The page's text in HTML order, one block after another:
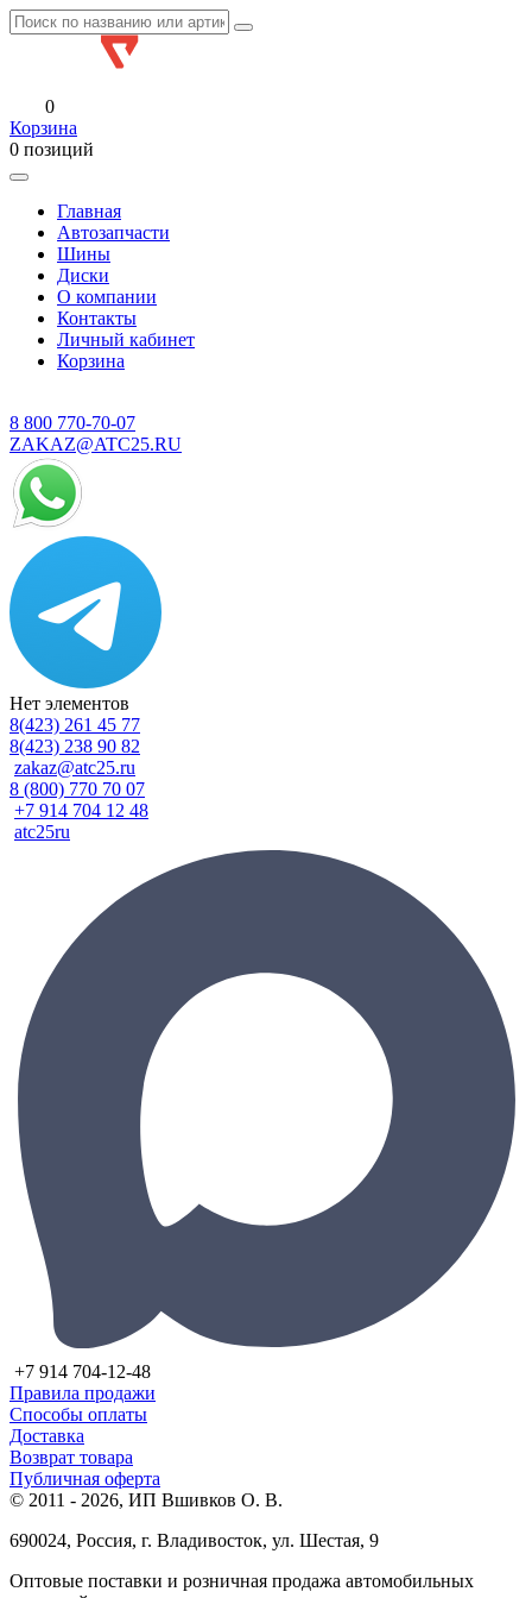
0
Корзина
0 позиций
Главная
Автозапчасти
Шины
Диски
О компании
Контакты
Личный кабинет
Корзина
8 800 770-70-07
ZAKAZ@ATC25.RU
Нет элементов
8(423) 261 45 77
8(423) 238 90 82
zakaz@atc25.ru
8 (800) 770 70 07
+7 914 704 12 48
atc25ru
+7 914 704-12-48
Правила продажи
Способы оплаты
Доставка
Возврат товара
Публичная оферта
© 2011 - 2026, ИП Вшивков О. В.
690024, Россия, г. Владивосток, ул. Шестая, 9
Оптовые поставки и розничная продажа автомобильных